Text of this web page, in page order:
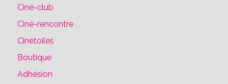
Ciné-club
Ciné-rencontre
Cinétoiles
Boutique
Adhésion